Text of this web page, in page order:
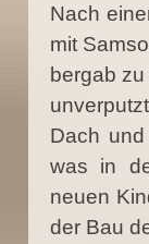
Nach
mit
bergab
Dach
was in
neuen
der Bau